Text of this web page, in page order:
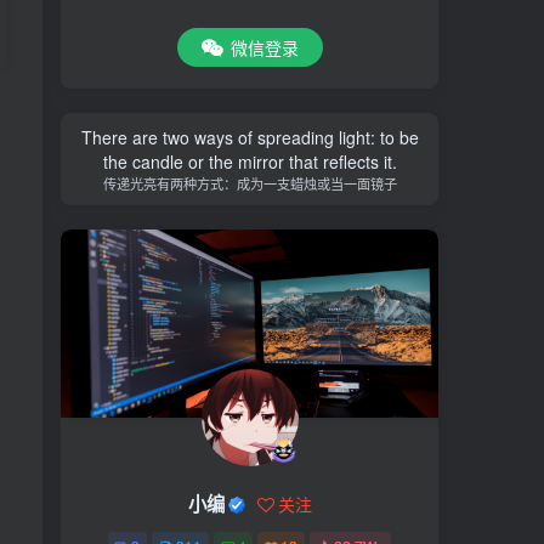
微信登录
There are two ways of spreading light: to be
the candle or the mirror that reflects it.
传递光亮有两种方式：成为一支蜡烛或当一面镜子
小编 关注